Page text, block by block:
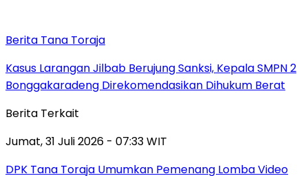
Berita Tana Toraja
Kasus Larangan Jilbab Berujung Sanksi, Kepala SMPN 2
Bonggakaradeng Direkomendasikan Dihukum Berat
Berita Terkait
Jumat, 31 Juli 2026 - 07:33 WIT
DPK Tana Toraja Umumkan Pemenang Lomba Video